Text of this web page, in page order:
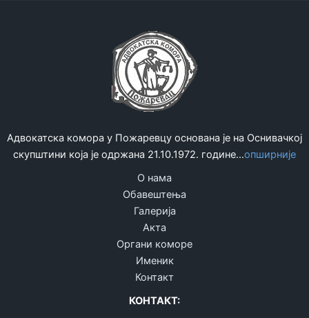
упутства
о
Адвокатска комора у Пожаревцу основана је на Оснивачкој
скупштини која је одржана 21.10.1972. године...опширније
О нама
Обавештења
Галерија
Акта
Органи коморе
Именик
Контакт
КОНТАКТ: